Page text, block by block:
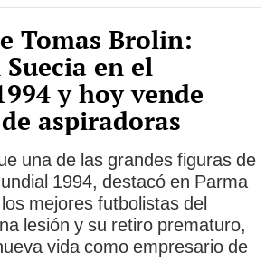
Tomas Brolin:
en el
y hoy vende
aspiradoras
una de las grandes figuras de
1994, destacó en Parma
mejores futbolistas del
lesión y su retiro prematuro,
vida como empresario de